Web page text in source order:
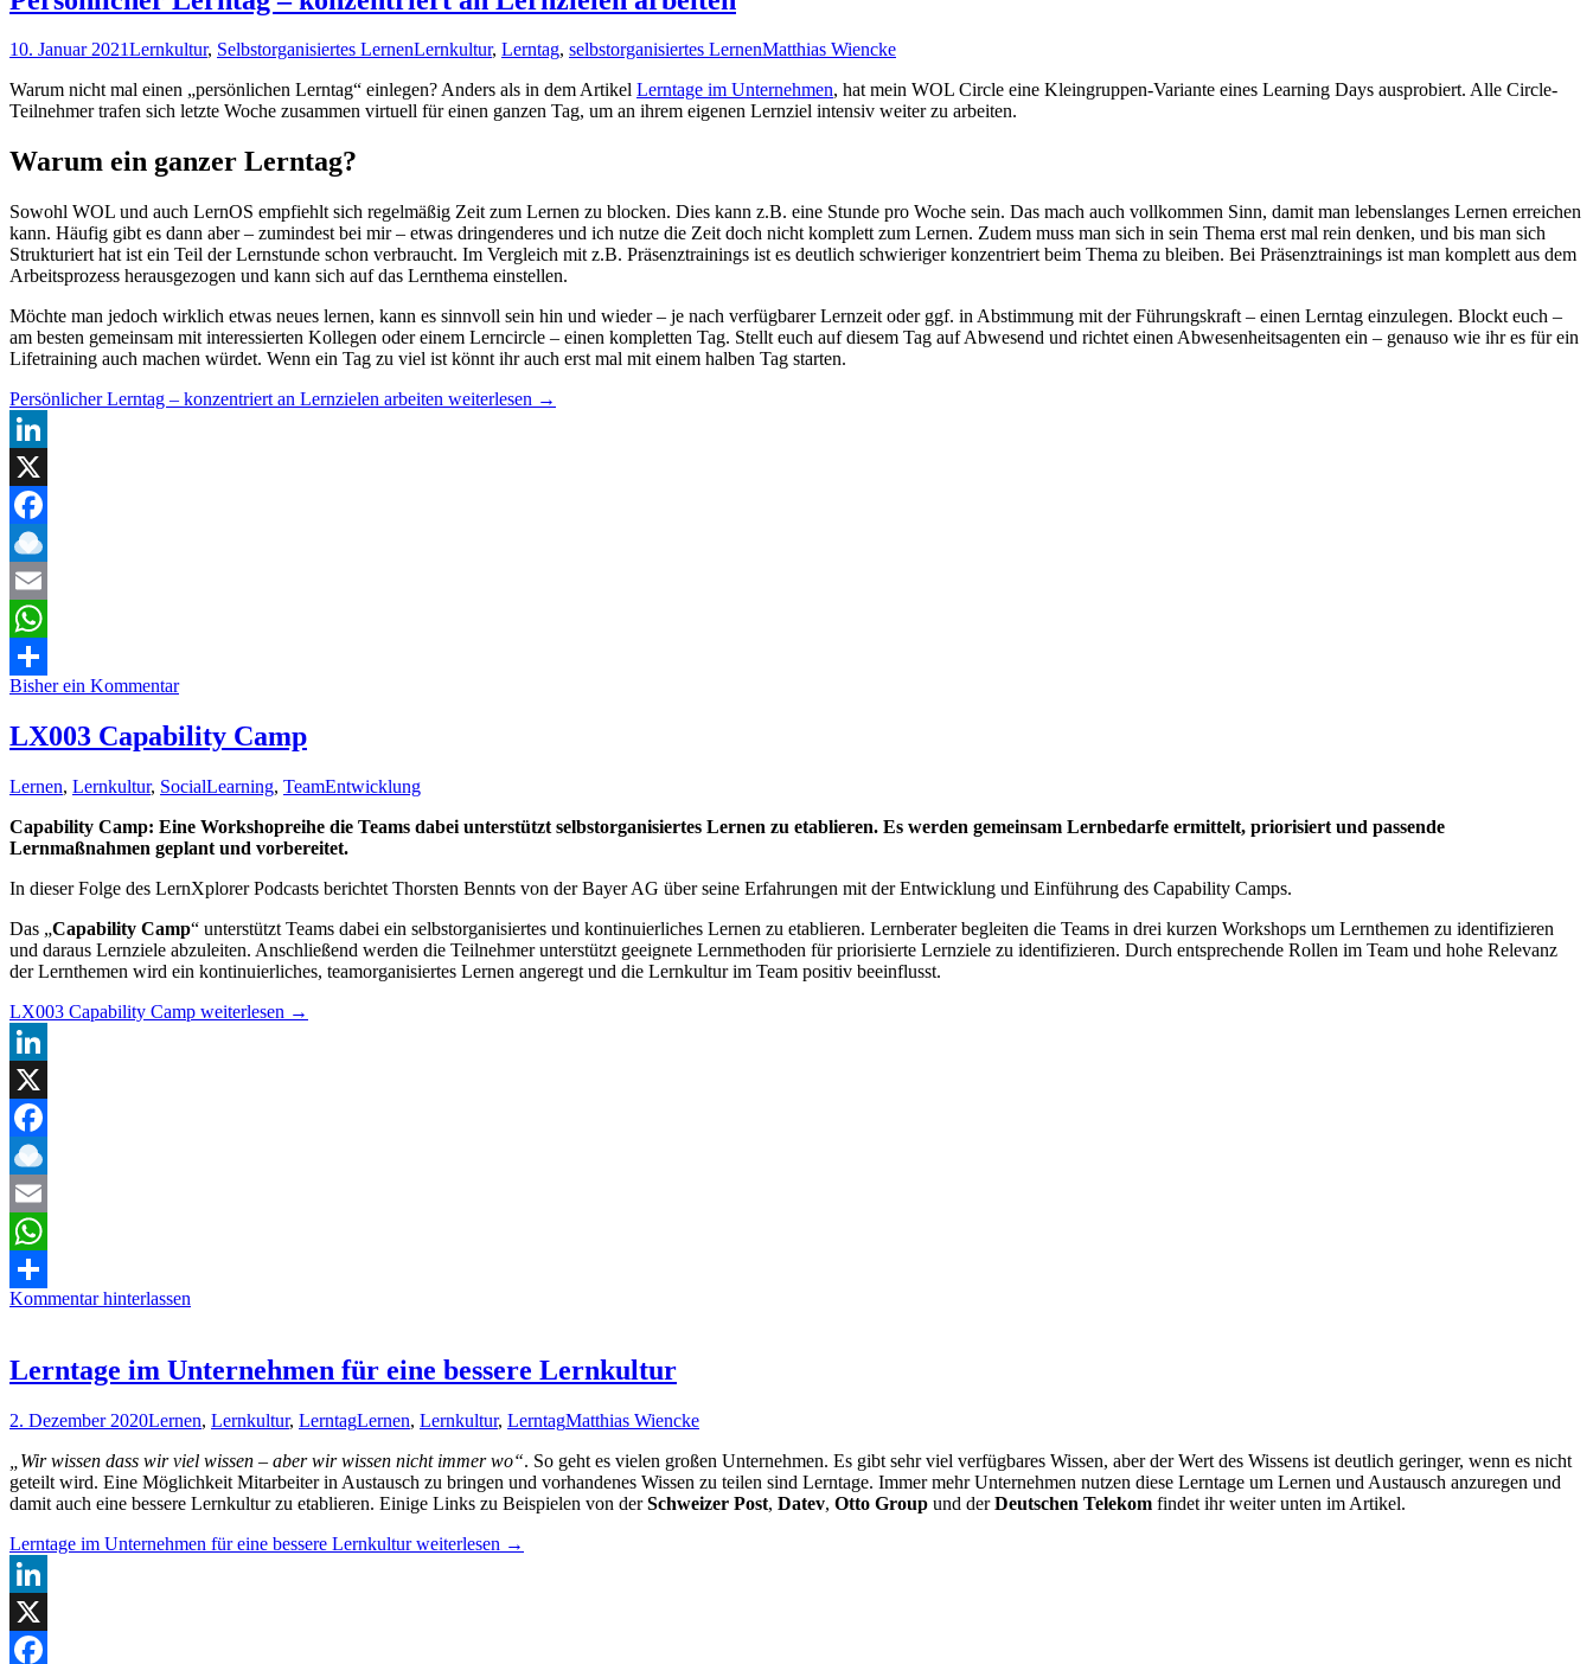
10. Januar 2021Lernkultur, Selbstorganisiertes LernenLernkultur, Lerntag, selbstorganisiertes LernenMatthias Wiencke
Warum nicht mal einen „persönlichen Lerntag“ einlegen? Anders als in dem Artikel Lerntage im Unternehmen, hat mein WOL Circle eine Kleingruppen-Variante eines Learning Days ausprobiert. Alle Circle-
Teilnehmer trafen sich letzte Woche zusammen virtuell für einen ganzen Tag, um an ihrem eigenen Lernziel intensiv weiter zu arbeiten.
Warum ein ganzer Lerntag?
Sowohl WOL und auch LernOS empfiehlt sich regelmäßig Zeit zum Lernen zu blocken. Dies kann z.B. eine Stunde pro Woche sein. Das mach auch vollkommen Sinn, damit man lebenslanges Lernen erreichen
kann. Häufig gibt es dann aber – zumindest bei mir – etwas dringenderes und ich nutze die Zeit doch nicht komplett zum Lernen. Zudem muss man sich in sein Thema erst mal rein denken, und bis man sich
Strukturiert hat ist ein Teil der Lernstunde schon verbraucht. Im Vergleich mit z.B. Präsenztrainings ist es deutlich schwieriger konzentriert beim Thema zu bleiben. Bei Präsenztrainings ist man komplett aus dem
Arbeitsprozess herausgezogen und kann sich auf das Lernthema einstellen.
Möchte man jedoch wirklich etwas neues lernen, kann es sinnvoll sein hin und wieder – je nach verfügbarer Lernzeit oder ggf. in Abstimmung mit der Führungskraft – einen Lerntag einzulegen. Blockt euch –
am besten gemeinsam mit interessierten Kollegen oder einem Lerncircle – einen kompletten Tag. Stellt euch auf diesem Tag auf Abwesend und richtet einen Abwesenheitsagenten ein – genauso wie ihr es für ein
Lifetraining auch machen würdet. Wenn ein Tag zu viel ist könnt ihr auch erst mal mit einem halben Tag starten.
Persönlicher Lerntag – konzentriert an Lernzielen arbeiten weiterlesen →
LinkedIn
X
Facebook
Raindrop.io
Email
WhatsApp
Teilen
Bisher ein Kommentar
LX003 Capability Camp
Lernen, Lernkultur, SocialLearning, TeamEntwicklung
Capability Camp: Eine Workshopreihe die Teams dabei unterstützt selbstorganisiertes Lernen zu etablieren. Es werden gemeinsam Lernbedarfe ermittelt, priorisiert und passende
Lernmaßnahmen geplant und vorbereitet.
In dieser Folge des LernXplorer Podcasts berichtet Thorsten Bennts von der Bayer AG über seine Erfahrungen mit der Entwicklung und Einführung des Capability Camps.
Das „Capability Camp“ unterstützt Teams dabei ein selbstorganisiertes und kontinuierliches Lernen zu etablieren. Lernberater begleiten die Teams in drei kurzen Workshops um Lernthemen zu identifizieren
und daraus Lernziele abzuleiten. Anschließend werden die Teilnehmer unterstützt geeignete Lernmethoden für priorisierte Lernziele zu identifizieren. Durch entsprechende Rollen im Team und hohe Relevanz
der Lernthemen wird ein kontinuierliches, teamorganisiertes Lernen angeregt und die Lernkultur im Team positiv beeinflusst.
LX003 Capability Camp weiterlesen →
LinkedIn
X
Facebook
Raindrop.io
Email
WhatsApp
Teilen
Kommentar hinterlassen
Lerntage im Unternehmen für eine bessere Lernkultur
2. Dezember 2020Lernen, Lernkultur, LerntagLernen, Lernkultur, LerntagMatthias Wiencke
„Wir wissen dass wir viel wissen – aber wir wissen nicht immer wo“. So geht es vielen großen Unternehmen. Es gibt sehr viel verfügbares Wissen, aber der Wert des Wissens ist deutlich geringer, wenn es nicht
geteilt wird. Eine Möglichkeit Mitarbeiter in Austausch zu bringen und vorhandenes Wissen zu teilen sind Lerntage. Immer mehr Unternehmen nutzen diese Lerntage um Lernen und Austausch anzuregen und
damit auch eine bessere Lernkultur zu etablieren. Einige Links zu Beispielen von derSchweizer Post, Datev, Otto Group und derDeutschen Telekom findet ihr weiter unten im Artikel.
Lerntage im Unternehmen für eine bessere Lernkulturweiterlesen →
LinkedIn
X